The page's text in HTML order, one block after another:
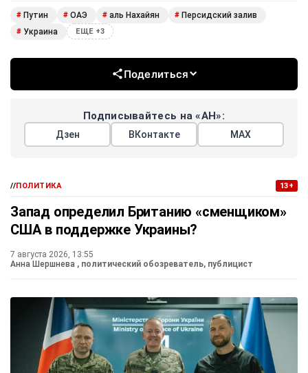
# Путин # ОАЭ # аль Нахайян # Персидский залив
# Украина ЕЩЕ +3
Поделиться
Подписывайтесь на «АН»:
Дзен ВКонтакте МАХ
//ПОЛИТИКА 13+
Запад определил Британию «сменщиком»
США в поддержке Украины?
7 августа 2026, 13:55
Анна Шершнева , политический обозреватель, публицист